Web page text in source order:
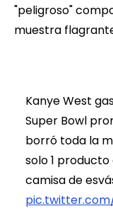
"peligroso"
muestra
Kanye West
Super Bowl
borró toda la
solo 1
camisa de